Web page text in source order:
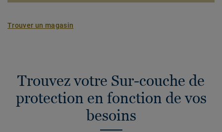
Trouver un magasin
Trouvez votre Sur-couche de
protection en fonction de vos
besoins